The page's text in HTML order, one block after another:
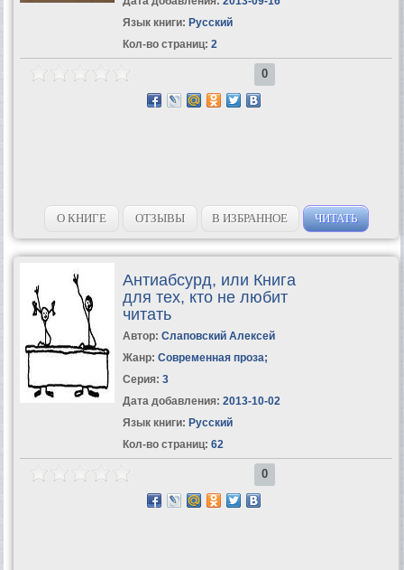
Язык книги: Русский
Кол-во страниц: 2
0
О КНИГЕ ОТЗЫВЫ В ИЗБРАННОЕ ЧИТАТЬ
Антиабсурд, или Книга
для тех, кто не любит
читать
Автор: Слаповский Алексей
Жанр: Современная проза;
Серия: 3
Дата добавления: 2013-10-02
Язык книги: Русский
Кол-во страниц: 62
0